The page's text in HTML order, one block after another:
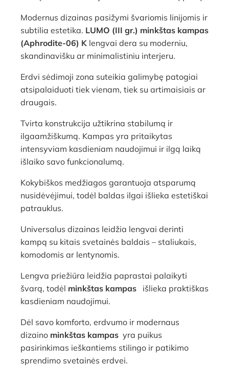
Modernus dizainas pasižymi švariomis linijomis ir
subtilia estetika. LUMO (III gr.) minkštas kampas
(Aphrodite-06) K lengvai dera su moderniu,
skandinavišku ar minimalistiniu interjeru.
Erdvi sėdimoji zona suteikia galimybę patogiai
atsipalaiduoti tiek vienam, tiek su artimaisiais ar
draugais.
Tvirta konstrukcija užtikrina stabilumą ir
ilgaamžiškumą. Kampas yra pritaikytas
intensyviam kasdieniam naudojimui ir ilgą laiką
išlaiko savo funkcionalumą.
Kokybiškos medžiagos garantuoja atsparumą
nusidėvėjimui, todėl baldas ilgai išlieka estetiškai
patrauklus.
Universalus dizainas leidžia lengvai derinti
kampą su kitais svetainės baldais – staliukais,
komodomis ar lentynomis.
Lengva priežiūra leidžia paprastai palaikyti
švarą, todėl minkštas kampas
išlieka praktiškas
kasdieniam naudojimui.
Dėl savo komforto, erdvumo ir modernaus
dizaino minkštas kampas yra puikus
pasirinkimas ieškantiems stilingo ir patikimo
sprendimo svetainės erdvei.